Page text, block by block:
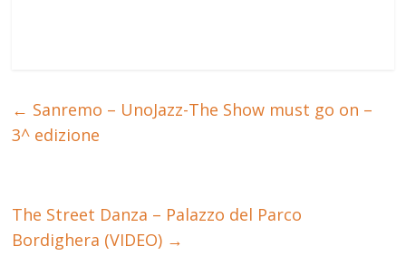
← Sanremo – UnoJazz-The Show must go on –
3^ edizione
The Street Danza – Palazzo del Parco
Bordighera (VIDEO) →